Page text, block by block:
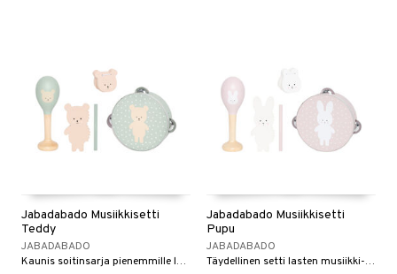
Jabadabado Musiikkisetti
Teddy
JABADABADO
Kaunis soitinsarja pienemmille lapsille!
Jabadabado Musiikkisetti
Pupu
JABADABADO
Täydellinen setti lasten musiikki-innostuksen herättämiseen.